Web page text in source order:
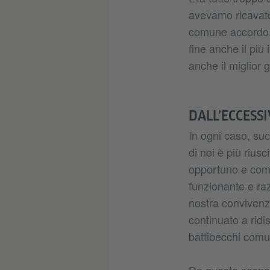
avevamo
comune
fine anche il più
anche il miglior
In ogni caso,
di noi è più
opportuno e
funzionante e
nostra
continuato a
battibecchi